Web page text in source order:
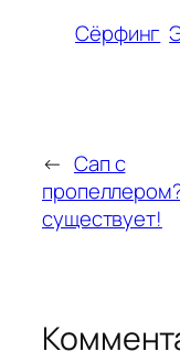
Сёрфинг
← Сап с
существует!